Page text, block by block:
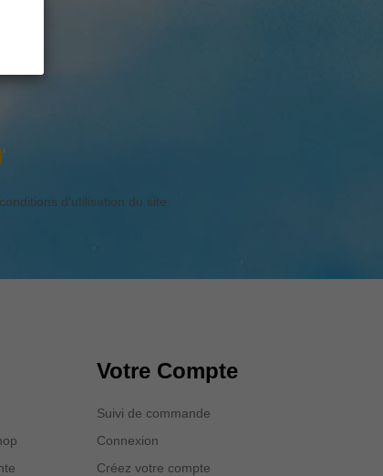
d'utilisation du site.
Votre Compte
Suivi de commande
Connexion
Créez votre compte